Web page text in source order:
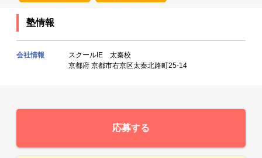
塾情報
会社情報
スクールIE 太秦校
京都府 京都市右京区太秦北路町25-14
応募する